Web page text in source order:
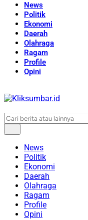
News
Politik
Ekonomi
Daerah
Olahraga
Ragam
Profile
Opini
News
Politik
Ekonomi
Daerah
Olahraga
Ragam
Profile
Opini